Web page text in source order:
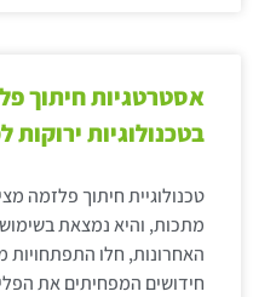
אסטרטגיות חיתוך
בטכנולוגיות ירוקות
טכנולוגיית חיתוך פלזמה
מתכות, והיא נמצאת
האחרונות, חלו
חידושים המפחיתים את